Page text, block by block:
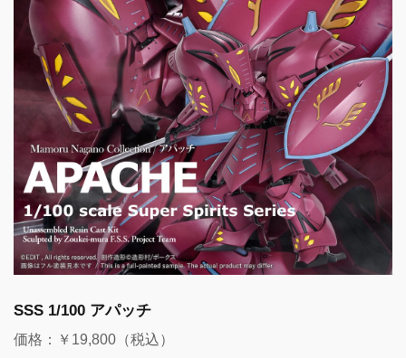
SSS 1/100 アパッチ
価格：￥19,800（税込）